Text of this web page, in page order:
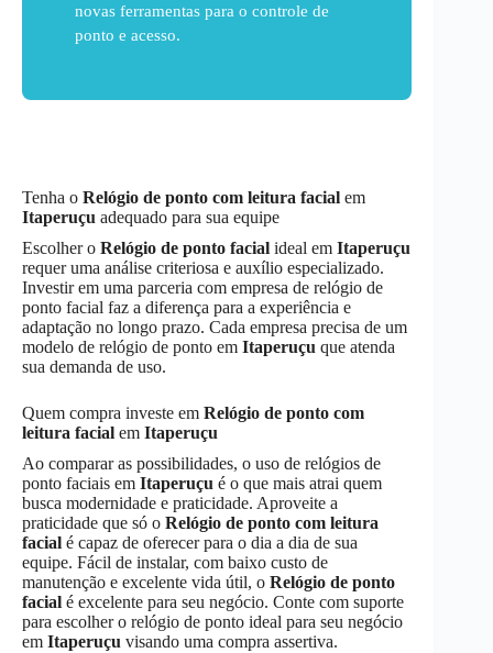
novas ferramentas para o controle de
ponto e acesso.
Tenha o Relógio de ponto com leitura facial em
Itaperuçu adequado para sua equipe
Escolher o Relógio de ponto facial ideal em Itaperuçu
requer uma análise criteriosa e auxílio especializado.
Investir em uma parceria com empresa de relógio de
ponto facial faz a diferença para a experiência e
adaptação no longo prazo. Cada empresa precisa de um
modelo de relógio de ponto em Itaperuçu que atenda
sua demanda de uso.
Quem compra investe em Relógio de ponto com
leitura facial em Itaperuçu
Ao comparar as possibilidades, o uso de relógios de
ponto faciais em Itaperuçu é o que mais atrai quem
busca modernidade e praticidade. Aproveite a
praticidade que só o Relógio de ponto com leitura
facial é capaz de oferecer para o dia a dia de sua
equipe. Fácil de instalar, com baixo custo de
manutenção e excelente vida útil, o Relógio de ponto
facial é excelente para seu negócio. Conte com suporte
para escolher o relógio de ponto ideal para seu negócio
em Itaperuçu visando uma compra assertiva.